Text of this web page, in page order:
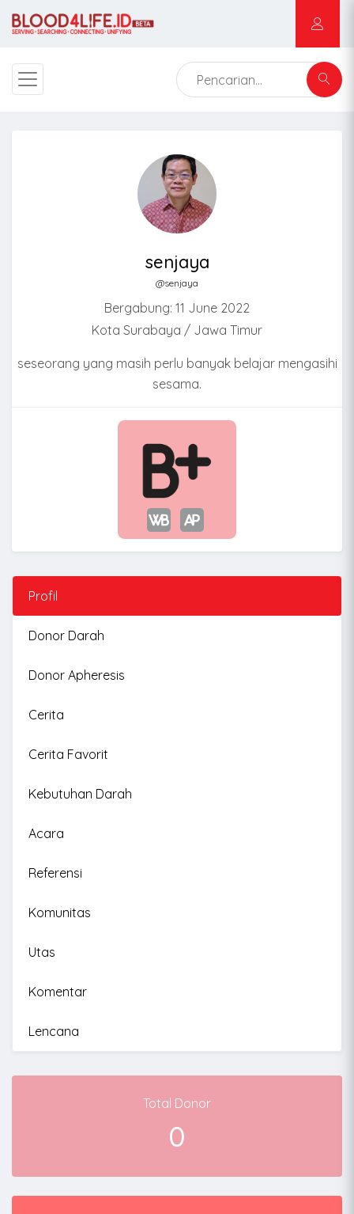
senjaya
@senjaya
Bergabung: 11 June 2022
Kota Surabaya / Jawa Timur
seseorang yang masih perlu banyak belajar mengasihi
sesama.
Profil
Donor Darah
Donor Apheresis
Cerita
Cerita Favorit
Kebutuhan Darah
Acara
Referensi
Komunitas
Utas
Komentar
Lencana
Total Donor
0